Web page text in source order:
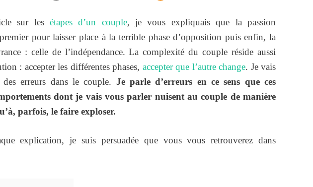
sur les étapes d’un couple, je vous expliquais que la passion
pour laisser place à la terrible phase d’opposition puis enfin, la
: celle de l’indépendance. La complexité du couple réside aussi
: accepter les différentes phases, accepter que l’autre change. Je vais
erreurs dans le couple. Je parle d’erreurs en ce sens que ces
dont je vais vous parler nuisent au couple de manière
parfois, le faire exploser.
explication, je suis persuadée que vous vous retrouverez dans